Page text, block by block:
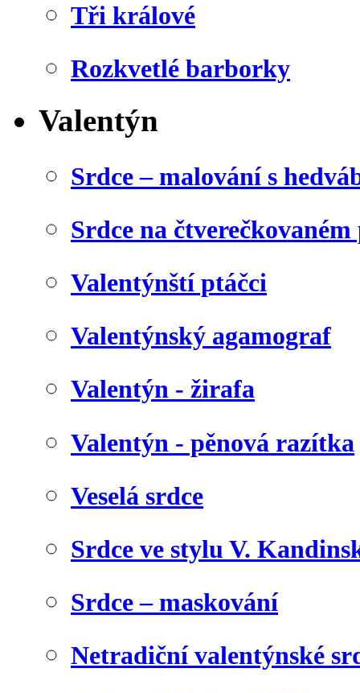
Tři králové
Rozkvetlé barborky
Valentýn
Srdce – malování s
Srdce na
Valentýnští ptáčci
Valentýnský agamograf
Valentýn - žirafa
Valentýn - pěnová razítka
Veselá srdce
Srdce ve stylu V.
Srdce – maskování
Netradiční valentýnské